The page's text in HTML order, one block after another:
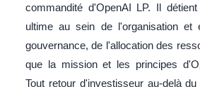
commandité d'OpenAI LP. Il
ultime au sein de l'organisation et
gouvernance, de l'allocation des
que la mission et les principes
Tout retour d'investisseur au-delà